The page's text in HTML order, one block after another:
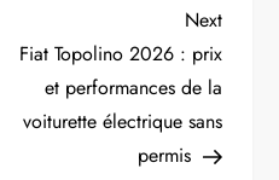
Next
Post
Next
Fiat Topolino 2026 : prix
et performances de la
voiturette électrique sans
permis